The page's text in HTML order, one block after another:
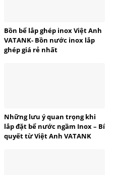
Bồn bể lắp ghép inox Việt Anh
VATANK- Bồn nước inox lắp
ghép giá rẻ nhất
Những lưu ý quan trọng khi
lắp đặt bể nước ngầm Inox – Bí
quyết từ Việt Anh VATANK